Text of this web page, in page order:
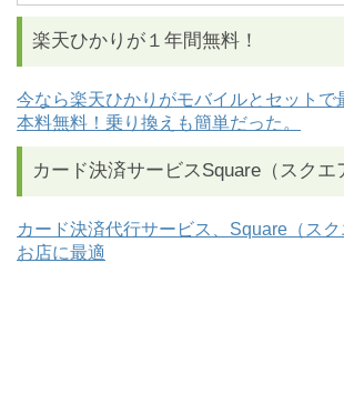
楽天ひかりが１年間無料！
今なら楽天ひかりがモバイルとセットで
本料無料！乗り換えも簡単だった。
カード決済サービスSquare（スクエ
カード決済代行サービス、Square（ス
お店に最適